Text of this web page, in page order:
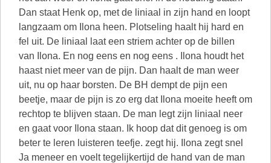
Dan staat Henk op, met de liniaal in zijn hand en loopt
langzaam om Ilona heen. Plotseling haalt hij hard en
fel uit. De liniaal laat een striem achter op de billen
van Ilona. En nog eens en nog eens . Ilona houdt het
haast niet meer van de pijn. Dan haalt de man weer
uit, nu op haar borsten. De BH dempt de pijn een
beetje, maar de pijn is zo erg dat Ilona moeite heeft om
rechtop te blijven staan. De man legt zijn liniaal neer
en gaat voor Ilona staan. Ik hoop dat dit genoeg is om
beter te leren luisteren teefje. zegt hij. Ilona zegt snel
Ja meneer en voelt tegelijkertijd de hand van de man